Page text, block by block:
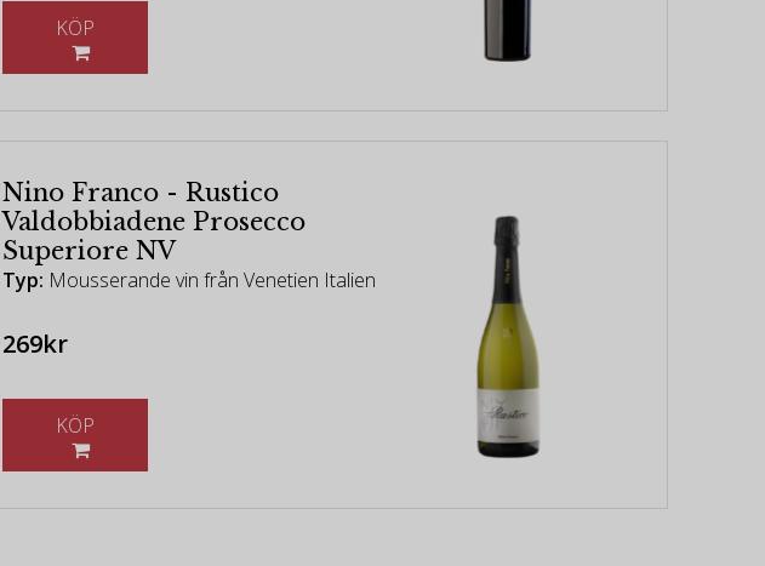
Nino Franco - Rustico
Valdobbiadene Prosecco
Superiore NV
Typ: Mousserande vin från Venetien Italien
269kr